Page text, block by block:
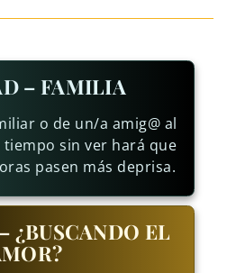
– FAMILIA
o de un/a amig@ al
sin ver hará que
pasen más deprisa.
¿BUSCANDO EL